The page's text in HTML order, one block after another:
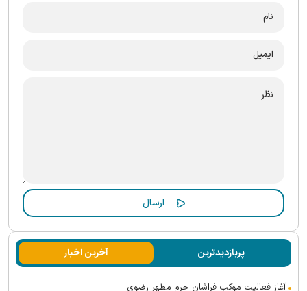
پربازدیدترین آخرین اخبار
آغاز فعالیت موکب فراشان حرم مطهر رضوی